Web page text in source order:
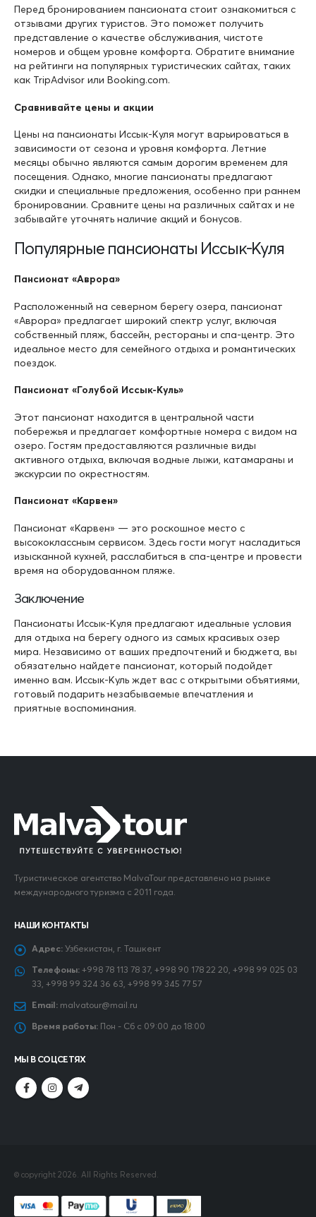
Перед бронированием пансионата стоит ознакомиться с
отзывами других туристов. Это поможет получить
представление о качестве обслуживания, чистоте
номеров и общем уровне комфорта. Обратите внимание
на рейтинги на популярных туристических сайтах, таких
как TripAdvisor или Booking.com.
Сравнивайте цены и акции
Цены на пансионаты Иссык-Куля могут варьироваться в
зависимости от сезона и уровня комфорта. Летние
месяцы обычно являются самым дорогим временем для
посещения. Однако, многие пансионаты предлагают
скидки и специальные предложения, особенно при раннем
бронировании. Сравните цены на различных сайтах и не
забывайте уточнять наличие акций и бонусов.
Популярные пансионаты Иссык-Куля
Пансионат «Аврора»
Расположенный на северном берегу озера, пансионат
«Аврора» предлагает широкий спектр услуг, включая
собственный пляж, бассейн, рестораны и спа-центр. Это
идеальное место для семейного отдыха и романтических
поездок.
Пансионат «Голубой Иссык-Куль»
Этот пансионат находится в центральной части
побережья и предлагает комфортные номера с видом на
озеро. Гостям предоставляются различные виды
активного отдыха, включая водные лыжи, катамараны и
экскурсии по окрестностям.
Пансионат «Карвен»
Пансионат «Карвен» — это роскошное место с
высококлассным сервисом. Здесь гости могут насладиться
изысканной кухней, расслабиться в спа-центре и провести
время на оборудованном пляже.
Заключение
Пансионаты Иссык-Куля предлагают идеальные условия
для отдыха на берегу одного из самых красивых озер
мира. Независимо от ваших предпочтений и бюджета, вы
обязательно найдете пансионат, который подойдет
именно вам. Иссык-Куль ждет вас с открытыми объятиями,
готовый подарить незабываемые впечатления и
приятные воспоминания.
Туристическое агентство MalvaTour представлено на рынке
международного туризма с 2011 года.
НАШИ КОНТАКТЫ
Адрес: Узбекистан, г. Ташкент
Телефоны: +998 78 113 78 37, +998 90 178 22 20, +998 99 025 03
33, +998 99 324 36 63, +998 99 345 77 57
Email: malvatour@mail.ru
Время работы: Пон - Сб с 09:00 до 18:00
МЫ В СОЦСЕТЯХ
© copyright 2026. All Rights Reserved.